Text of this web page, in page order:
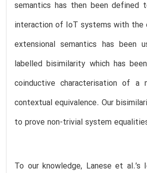
semantics has then been defined
interaction of IoT systems with the
extensional semantics has been
labelled bisimilarity which has
coinductive characterisation of a
contextual equivalence. Our
to prove non-trivial system
To our knowledge, Lanese et al.’s